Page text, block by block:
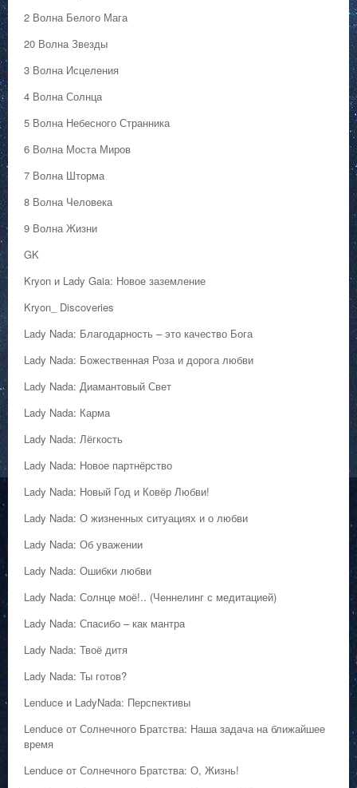
2 Волна Белого Мага
20 Волна Звезды
3 Волна Исцеления
4 Волна Солнца
5 Волна Небесного Странника
6 Волна Моста Миров
7 Волна Шторма
8 Волна Человека
9 Волна Жизни
GK
Kryon и Lady Gaia: Новое заземление
Kryon_ Discoveries
Lady Nada: Благодарность – это качество Бога
Lady Nada: Божественная Роза и дорога любви
Lady Nada: Диамантовый Свет
Lady Nada: Карма
Lady Nada: Лёгкость
Lady Nada: Новое партнёрство
Lady Nada: Новый Год и Ковёр Любви!
Lady Nada: О жизненных ситуациях и о любви
Lady Nada: Об уважении
Lady Nada: Ошибки любви
Lady Nada: Солнце моё!.. (Ченнелинг с медитацией)
Lady Nada: Спасибо – как мантра
Lady Nada: Твоё дитя
Lady Nada: Ты готов?
Lenduce и LadyNada: Перспективы
Lenduce от Солнечного Братства: Наша задача на ближайшее
время
Lenduce от Солнечного Братства: О, Жизнь!